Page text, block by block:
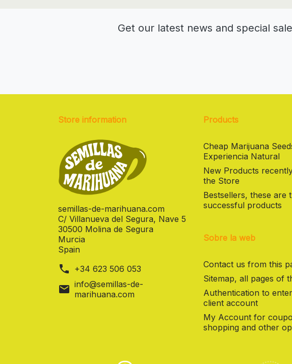
Get our latest news and special
Store information
semillas-de-marihuana.com
C/ Villanueva del Segura, Nave 5
30500 Molina de Segura
Murcia
Spain
phone +34 623 506 053
mail info@semillas-de-
marihuana.com
Products
Cheap Marijuana
Experiencia Natural
New Products
the Store
Bestsellers, these are
successful products
Sobre la web
Contact us from this
Sitemap, all pages of
Authentication to
client account
My Account for
shopping and other